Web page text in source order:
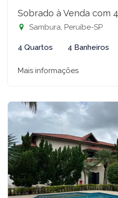
Sobrado à Venda com
Sambura, Peruíbe-SP
4 Quartos 4 Banheiros
Mais informações